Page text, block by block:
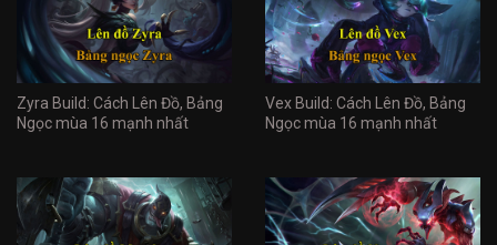
Zyra Build: Cách Lên Đồ, Bảng
Ngọc mùa 16 mạnh nhất
Vex Build: Cách Lên Đồ, Bảng
Ngọc mùa 16 mạnh nhất